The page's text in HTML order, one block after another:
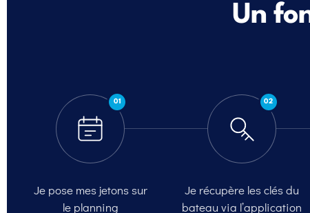
Un
01
Je pose mes jetons sur
le planning
02
Je récupère les clés du
bateau via l’application